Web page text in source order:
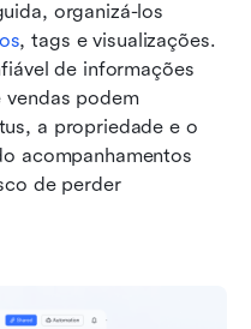
organizá-los
, tags e visualizações.
de informações
podem
a propriedade e o
acompanhamentos
de perder